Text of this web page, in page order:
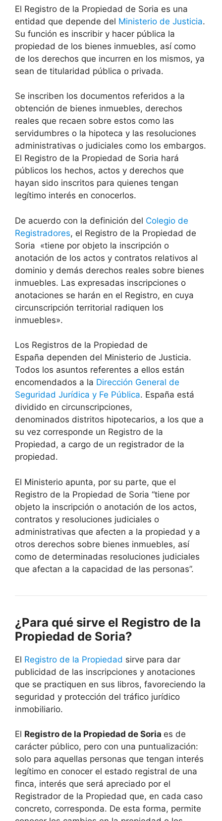
El Registro de la Propiedad de Soria es una
entidad que depende del Ministerio de Justicia.
Su función es inscribir y hacer pública la
propiedad de los bienes inmuebles, así como
de los derechos que incurren en los mismos, ya
sean de titularidad pública o privada.
Se inscriben los documentos referidos a la
obtención de bienes inmuebles, derechos
reales que recaen sobre estos como las
servidumbres o la hipoteca y las resoluciones
administrativas o judiciales como los embargos.
El Registro de la Propiedad de Soria hará
públicos los hechos, actos y derechos que
hayan sido inscritos para quienes tengan
legítimo interés en conocerlos.
De acuerdo con la definición del Colegio de
Registradores, el Registro de la Propiedad de
Soria «tiene por objeto la inscripción o
anotación de los actos y contratos relativos al
dominio y demás derechos reales sobre bienes
inmuebles. Las expresadas inscripciones o
anotaciones se harán en el Registro, en cuya
circunscripción territorial radiquen los
inmuebles».
Los Registros de la Propiedad de
España dependen del Ministerio de Justicia.
Todos los asuntos referentes a ellos están
encomendados a la Dirección General de
Seguridad Jurídica y Fe Pública. España está
dividido en circunscripciones,
denominados distritos hipotecarios, a los que a
su vez corresponde un Registro de la
Propiedad, a cargo de un registrador de la
propiedad.
El Ministerio apunta, por su parte, que el
Registro de la Propiedad de Soria “tiene por
objeto la inscripción o anotación de los actos,
contratos y resoluciones judiciales o
administrativas que afecten a la propiedad y a
otros derechos sobre bienes inmuebles, así
como de determinadas resoluciones judiciales
que afectan a la capacidad de las personas”.
¿Para qué sirve el Registro de la
Propiedad de Soria?
El Registro de la Propiedad sirve para dar
publicidad de las inscripciones y anotaciones
que se practiquen en sus libros, favoreciendo la
seguridad y protección del tráfico jurídico
inmobiliario.
El Registro de la Propiedad de Soria es de
carácter público, pero con una puntualización:
solo para aquellas personas que tengan interés
legítimo en conocer el estado registral de una
finca, interés que será apreciado por el
Registrador de la Propiedad que, en cada caso
concreto, corresponda. De esta forma, permite